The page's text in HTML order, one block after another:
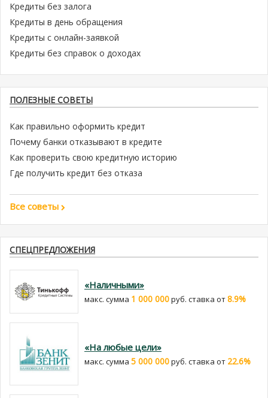
Кредиты без залога
Кредиты в день обращения
Кредиты с онлайн-заявкой
Кредиты без справок о доходах
ПОЛЕЗНЫЕ СОВЕТЫ
Как правильно оформить кредит
Почему банки отказывают в кредите
Как проверить свою кредитную историю
Где получить кредит без отказа
Все советы
СПЕЦПРЕДЛОЖЕНИЯ
«Наличными»
макс. сумма 1 000 000руб. cтавка от8.9%
«На любые цели»
макс. сумма 5 000 000руб. cтавка от 22.6%